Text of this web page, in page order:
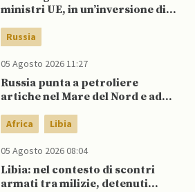
ministri UE, in un’inversione di
sostegno della Spagna
Russia
05 Agosto 2026 11:27
Russia punta a petroliere
artiche nel Mare del Nord e ad
aggirare sanzioni occidentali
Africa Libia
05 Agosto 2026 08:04
Libia: nel contesto di scontri
armati tra milizie, detenuti